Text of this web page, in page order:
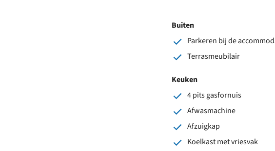
Buiten
Parkeren bij de
Terrasmeubilair
Keuken
4 pits gasfornuis
Afwasmachine
Afzuigkap
Koelkast met vriesvak